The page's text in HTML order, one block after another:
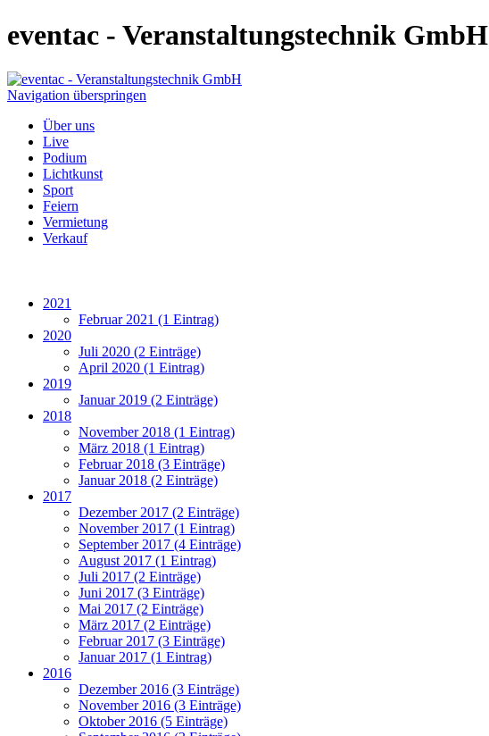
eventac - Veranstaltungstechnik GmbH
Navigation überspringen
Über uns
Live
Podium
Lichtkunst
Sport
Feiern
Vermietung
Verkauf
2021
Februar 2021 (1 Eintrag)
2020
Juli 2020 (2 Einträge)
April 2020 (1 Eintrag)
2019
Januar 2019 (2 Einträge)
2018
November 2018 (1 Eintrag)
März 2018 (1 Eintrag)
Februar 2018 (3 Einträge)
Januar 2018 (2 Einträge)
2017
Dezember 2017 (2 Einträge)
November 2017 (1 Eintrag)
September 2017 (4 Einträge)
August 2017 (1 Eintrag)
Juli 2017 (2 Einträge)
Juni 2017 (3 Einträge)
Mai 2017 (2 Einträge)
März 2017 (2 Einträge)
Februar 2017 (3 Einträge)
Januar 2017 (1 Eintrag)
2016
Dezember 2016 (3 Einträge)
November 2016 (3 Einträge)
Oktober 2016 (5 Einträge)